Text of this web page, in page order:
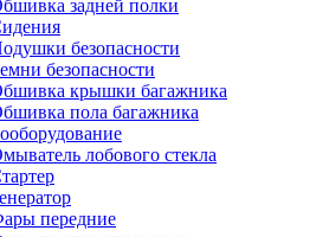
задней полки
безопасности
безопасности
крышки багажника
пола багажника
лобового стекла
передние